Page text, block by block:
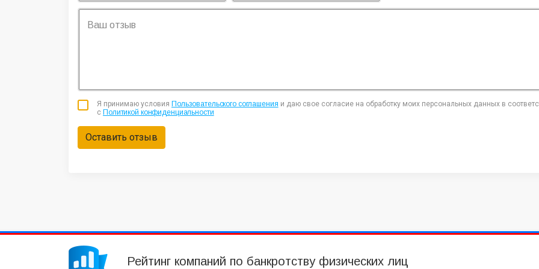
Я принимаю условия Пользовательского соглашения и даю свое согласие на обработку моих персональных данных в
с Политикой конфиденциальности
Оставить отзыв
Рейтинг компаний по банкротству физических лиц